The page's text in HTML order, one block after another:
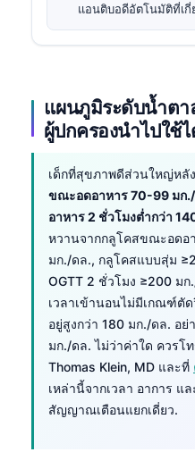
แอนติบอดีอัตโนมัติที่เกี่
แผนภูมิระดับน้ำตา
ผู้ปกครองนำไปใช้ไ
เด็กที่สุขภาพดีส่วนใหญ่หลั
ขณะอดอาหาร 70-99 มก
อาหาร 2 ชั่วโมงต่ำกว่า
หวานจากกลูโคสขณะอดอ
มก./ดล., กลูโคสแบบสุ่ม
OGTT 2 ชั่วโมง ≥200 ม
เวลาเข้านอนไม่มีเกณฑ์ตั
อยู่สูงกว่า 180 มก./ดล. อย่
มก./ดล. ไม่ว่าค่าใด ควรโ
Thomas Klein, MD และที่
เหล่านี้จากเวลา อาการ
สัญญาณเตือนแยกเดี่ยว.